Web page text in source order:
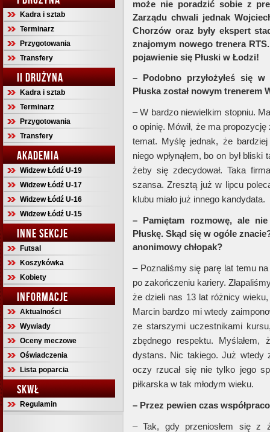
Kadra i sztab
Terminarz
Przygotowania
Transfery
II DRUŻYNA
Kadra i sztab
Terminarz
Przygotowania
Transfery
AKADEMIA
Widzew Łódź U-19
Widzew Łódź U-17
Widzew Łódź U-16
Widzew Łódź U-15
INNE SEKCJE
Futsal
Koszykówka
Kobiety
INFORMACJE
Aktualności
Wywiady
Oceny meczowe
Oświadczenia
Lista poparcia
SKWŁ
Regulamin
może nie poradzić sobie z
Zarządu chwali jednak
Chorzów oraz były ekspert
znajomym nowego trenera
pojawienie się Płuski w Łodzi!
– Podobno przyłożyłeś się
Płuska został nowym trenerem
– W bardzo niewielkim stopniu.
o opinię. Mówił, że ma
temat. Myślę jednak, że
niego wpłynąłem, bo on był
żeby się zdecydował. Taka
szansa. Zresztą już w lipcu
klubu miało już innego kandydata.
– Pamiętam rozmowę, ale
Płuskę. Skąd się w ogóle
anonimowy chłopak?
– Poznaliśmy się parę lat temu
po zakończeniu kariery.
że dzieli nas 13 lat różnicy
Marcin bardzo mi wtedy
ze starszymi uczestnikami
zbędnego respektu.
dystans. Nic takiego. Już wtedy
oczy rzucał się nie tylko jego
piłkarska w tak młodym wieku.
– Przez pewien czas
– Tak, gdy przeniosłem się z